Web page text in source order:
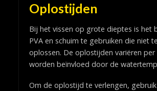
Oplostijden
Bij het vissen op grote dieptes is het
PVA en schuim te gebruiken die niet
oplossen. De oplostijden variëren
worden beïnvloed door de
Om de oplostijd te verlengen, gebruik